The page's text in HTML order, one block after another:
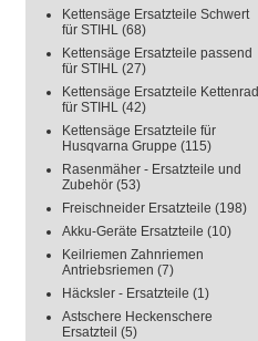
Kettensäge Ersatzteile Schwert
für STIHL (68)
Kettensäge Ersatzteile passend
für STIHL (27)
Kettensäge Ersatzteile Kettenrad
für STIHL (42)
Kettensäge Ersatzteile für
Husqvarna Gruppe (115)
Rasenmäher - Ersatzteile und
Zubehör (53)
Freischneider Ersatzteile (198)
Akku-Geräte Ersatzteile (10)
Keilriemen Zahnriemen
Antriebsriemen (7)
Häcksler - Ersatzteile (1)
Astschere Heckenschere
Ersatzteil (5)